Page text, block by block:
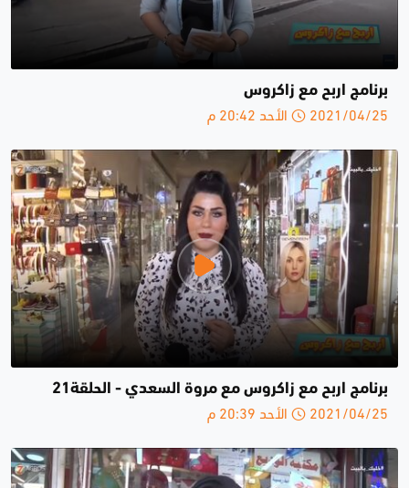
برنامج اربح مع زاكروس
2021/04/25 الأحد 20:42 م
برنامج اربح مع زاكروس مع مروة السعدي - الحلقة21
2021/04/25 الأحد 20:39 م